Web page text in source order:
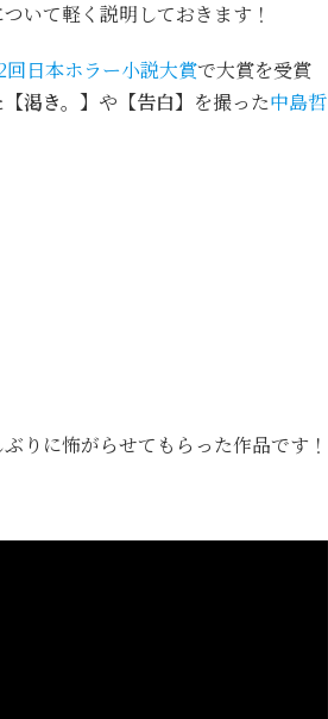
いて軽く説明しておきます！
回日本ホラー小説大賞で大賞を受賞
【渇き。】 や 【告白】 を撮った中島哲
りに怖がらせてもらった作品です！